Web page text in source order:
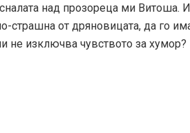
над прозореца ми Витоша.
страшна от дряновицата, да го
не изключва чувството за хумор?